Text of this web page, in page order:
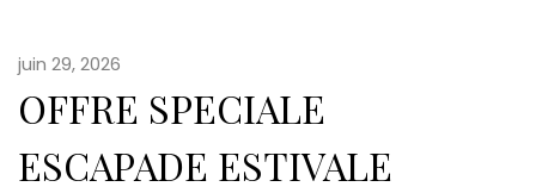
juin 29, 2026
OFFRE SPECIALE
ESCAPADE ESTIVALE